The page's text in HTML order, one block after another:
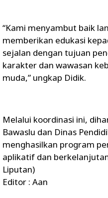
“Kami menyambut baik
memberikan edukasi
sejalan dengan tujuan
karakter dan wawasan
muda,” ungkap Didik.
Melalui koordinasi ini,
Bawaslu dan Dinas
menghasilkan program
aplikatif dan
Liputan)
Editor : Aan